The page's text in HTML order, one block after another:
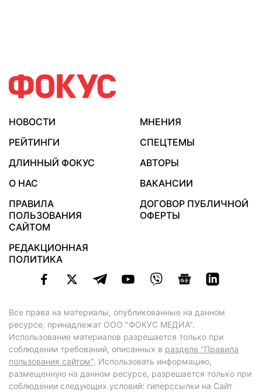
НОВОСТИ
МНЕНИЯ
РЕЙТИНГИ
СПЕЦТЕМЫ
ДЛИННЫЙ ФОКУС
АВТОРЫ
О НАС
ВАКАНСИИ
ПРАВИЛА
ПОЛЬЗОВАНИЯ
САЙТОМ
ДОГОВОР ПУБЛИЧНОЙ
ОФЕРТЫ
РЕДАКЦИОННАЯ
ПОЛИТИКА
Все права на материалы, опубликованные на данном
ресурсе, принадлежат ООО "ФОКУС МЕДИА".
Использование материалов разрешается только при
соблюдении требований, описанных в разделе "Правила
пользования сайтом". Использовать информацию,
размещенную на данном ресурсе, разрешается только при
соблюдении следующих условий: гиперссылки на Сайт